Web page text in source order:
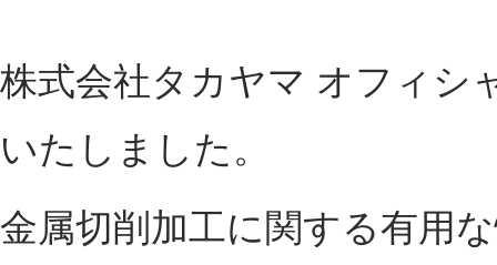
株式会社タカヤマ オフィシ
いたしました。
金属切削加工に関する有用